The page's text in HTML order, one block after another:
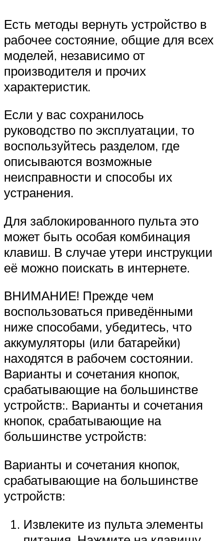
Есть методы вернуть устройство в
рабочее состояние, общие для всех
моделей, независимо от
производителя и прочих
характеристик.
Если у вас сохранилось
руководство по эксплуатации, то
воспользуйтесь разделом, где
описываются возможные
неисправности и способы их
устранения.
Для заблокированного пульта это
может быть особая комбинация
клавиш. В случае утери инструкции
её можно поискать в интернете.
ВНИМАНИЕ! Прежде чем
воспользоваться приведёнными
ниже способами, убедитесь, что
аккумуляторы (или батарейки)
находятся в рабочем состоянии.
Варианты и сочетания кнопок,
срабатывающие на большинстве
устройств:. Варианты и сочетания
кнопок, срабатывающие на
большинстве устройств:
Варианты и сочетания кнопок,
срабатывающие на большинстве
устройств:
Извлеките из пульта элементы